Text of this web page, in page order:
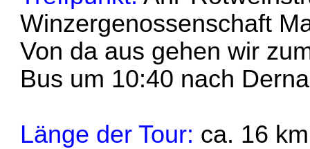
Winzergenossenschaft
Von da aus gehen wir
Bus um 10:40 nach
Länge der Tour: ca. 16 km